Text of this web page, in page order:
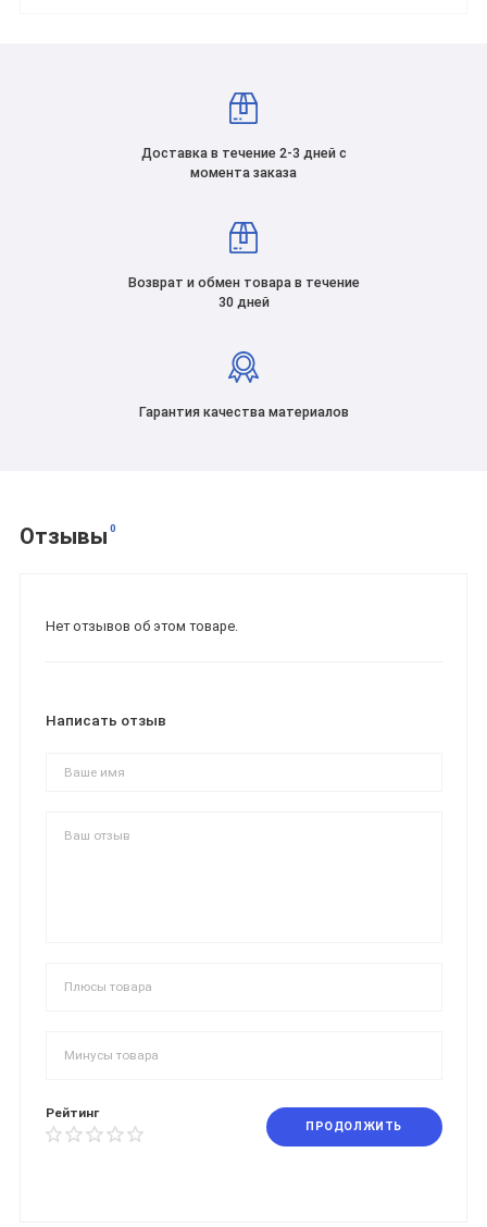
Доставка в течение 2-3 дней с
момента заказа
Возврат и обмен товара в течение
30 дней
Гарантия качества материалов
Отзывы 0
Нет отзывов об этом товаре.
Написать отзыв
Рейтинг
ПРОДОЛЖИТЬ